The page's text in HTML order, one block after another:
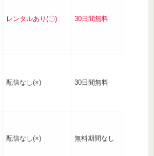
レンタルあり(〇) 30日間無料
配信なし(×) 30日間無料
配信なし(×) 無料期間なし